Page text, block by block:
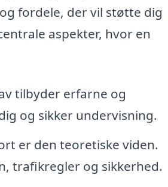
fordele, der vil støtte dig
aspekter, hvor en
tilbyder erfarne og
og sikker undervisning.
er den teoretiske viden.
trafikregler og sikkerhed.